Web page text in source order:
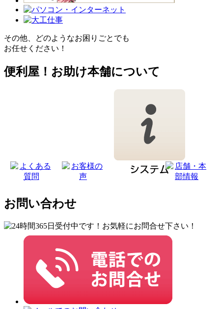
その他、どのようなお困りごとでも
お任せください！
便利屋！お助け本舗について
お問い合わせ